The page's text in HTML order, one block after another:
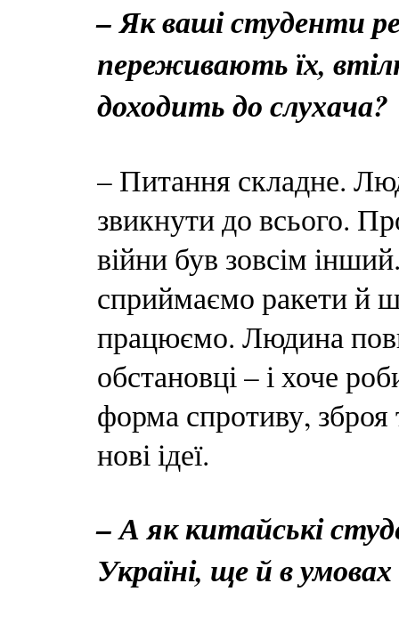
– Як ваші студенти
переживають їх,
доходить до слухача?
– Питання складне.
звикнути до всього.
війни був зовсім
сприймаємо ракети й
працюємо. Людина
обстановці – і хоче
форма спротиву, зброя
нові ідеї.
– А як китайські
Україні, ще й в